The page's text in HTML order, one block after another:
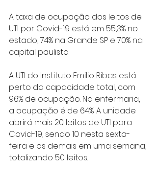
A taxa de ocupação dos leitos de
UTI por Covid-19 está em 55,3% no
estado, 74% na Grande SP e 70% na
capital paulista.
​A UTI do Instituto Emílio Ribas está
perto da capacidade total, com
96% de ocupação. Na enfermaria,
a ocupação é de 64%. A unidade
abrirá mais 20 leitos de UTI para
Covid-19, sendo 10 nesta sexta-
feira e os demais em uma semana,
totalizando 50 leitos.